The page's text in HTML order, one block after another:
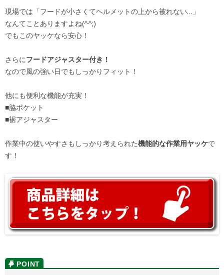
現場では「フードが小さくてヘルメットの上から被れない…」
なんてことありますよね(^^;)
でもこのヤッケなら安心！
さらにフードアジャスター付き！
なので風の強い日でもしっかりフィット！
他にも便利な機能が充実！
■脇ポケット
■裾アジャスター
作業中の使いやすさもしっかり考えられた機能的な作業用ヤッケで
す！